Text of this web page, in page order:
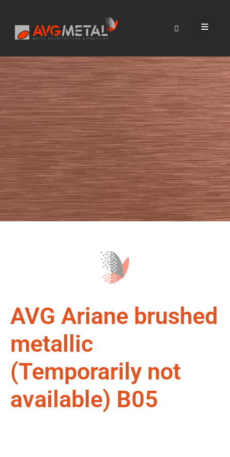
AVG Ariane brushed
metallic
(Temporarily not
available) B05